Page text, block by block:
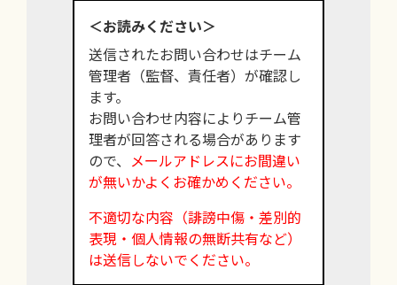
＜お読みください＞
送信されたお問い合わせはチーム
管理者（監督、責任者）が確認し
ます。
お問い合わせ内容によりチーム管
理者が回答される場合があります
ので、 メールアドレスにお間違い
が無いかよくお確かめください。
不適切な内容（誹謗中傷・差別的
表現・個人情報の無断共有など）
は送信しないでください。